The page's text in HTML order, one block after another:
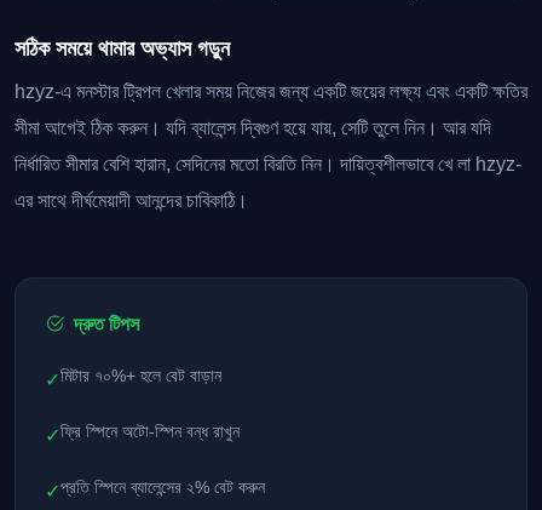
সঠিক সময়ে থামার অভ্যাস গড়ুন
hzyz-এ মনস্টার ট্রিপল খেলার সময় নিজের জন্য একটি জয়ের লক্ষ্য এবং একটি ক্ষতির
সীমা আগেই ঠিক করুন। যদি ব্যালেন্স দ্বিগুণ হয়ে যায়, সেটি তুলে নিন। আর যদি
নির্ধারিত সীমার বেশি হারান, সেদিনের মতো বিরতি নিন। দায়িত্বশীলভাবে খে লা hzyz-
এর সাথে দীর্ঘমেয়াদী আনন্দের চাবিকাঠি।
দ্রুত টিপস
✓মিটার ৭০%+ হলে বেট বাড়ান
✓ফ্রি স্পিনে অটো-স্পিন বন্ধ রাখুন
✓প্রতি স্পিনে ব্যালেন্সের ২% বেট করুন